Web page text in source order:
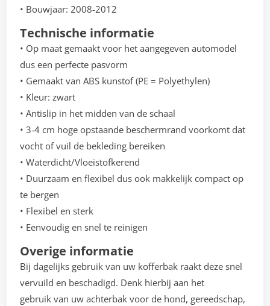
• Bouwjaar: 2008-2012
Technische informatie
• Op maat gemaakt voor het aangegeven automodel
dus een perfecte pasvorm
• Gemaakt van ABS kunstof (PE = Polyethylen)
• Kleur: zwart
• Antislip in het midden van de schaal
• 3-4 cm hoge opstaande beschermrand voorkomt dat
vocht of vuil de bekleding bereiken
• Waterdicht/Vloeistofkerend
• Duurzaam en flexibel dus ook makkelijk compact op
te bergen
• Flexibel en sterk
• Eenvoudig en snel te reinigen
Overige informatie
Bij dagelijks gebruik van uw kofferbak raakt deze snel
vervuild en beschadigd. Denk hierbij aan het
gebruik van uw achterbak voor de hond, gereedschap,